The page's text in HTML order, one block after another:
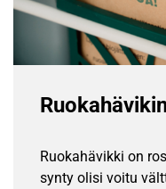
Ruokahävikki on
synty olisi voitu